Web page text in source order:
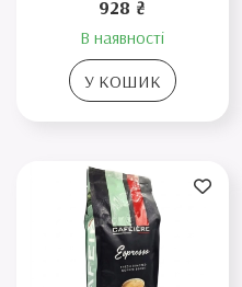
928 ₴
В наявності
У КОШИК